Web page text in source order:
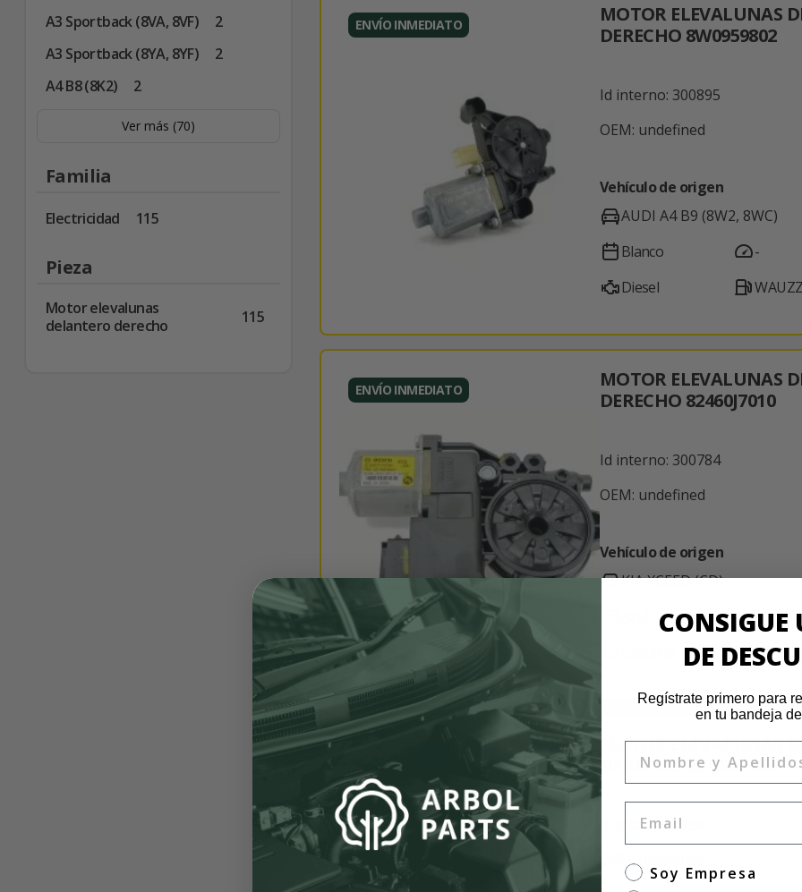
A3 Sportback (8VA, 8VF)
2
A3 Sportback (8YA, 8YF)
2
A4 B8 (8K2)
2
Ver más (70)
Familia
Electricidad 115
Pieza
Motor elevalunas
delantero derecho
115
ENVÍO INMEDIATO
MOTOR ELEVALUNAS
DERECHO 8W0959802
Id interno: 300895
OEM: undefined
Vehículo de origen
AUDI A4 B9 (8W2, 8WC)
Blanco
Diesel
-
ENVÍO INMEDIATO
MOTOR ELEVALUNAS
DERECHO 82460J7010
Id interno: 300784
OEM: undefined
Vehículo de origen
KIA XCEED (CD)
-
MOTOR ELEVALUNAS
DERECHO 807206746R
Id interno: 299617
OEM: undefined
CONSIGUE
DE
Regístrate primero para
en tu bandeja
tipo de cliente
Soy Empresa